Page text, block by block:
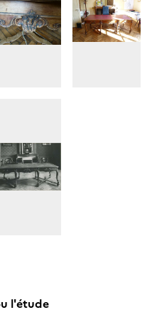
l'étude